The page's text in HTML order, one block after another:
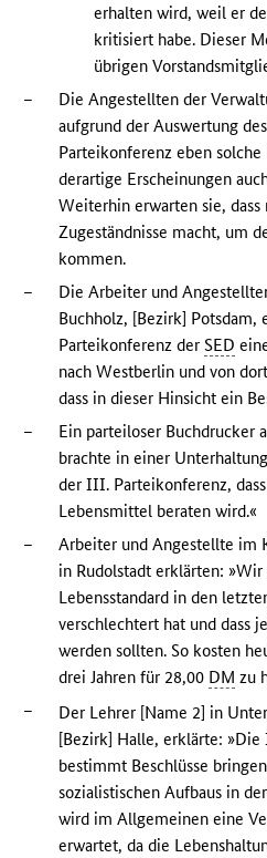
erhalten wird, weil er
kritisiert habe. Dieser
übrigen
–
Die Angestellten der
aufgrund der Auswertung
Parteikonferenz eben
derartige Erscheinungen
Weiterhin erwarten sie,
Zugeständnisse macht, um
kommen.
–
Die Arbeiter und
Buchholz, [Bezirk]
Parteikonferenz derSED
nach Westberlin und von
dass in dieser Hinsicht ein
–
Ein parteiloser Buchdrucker
brachte in einer
der III. Parteikonferenz,
Lebensmittel beraten wird.«
–
Arbeiter und Angestellte im
in Rudolstadt erklärten:
Lebensstandard in den
verschlechtert hat und dass
werden sollten. So kosten
drei Jahren für 28,00 DM zu
–
Der Lehrer [Name 2] in
[Bezirk] Halle, erklärte:
bestimmt Beschlüsse
sozialistischen Aufbaus in der
wird im Allgemeinen eine
erwartet, da die